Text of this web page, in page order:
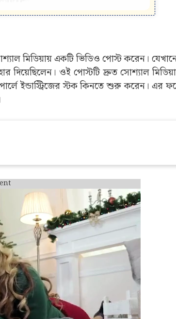
মেলোডি চকোলেট তৈরি করে, তার সঙ্গে স্টক
অন্যতম জনপ্রিয় FMCG কোম্পানি পার্লে
বাইটের মতো জনপ্রিয় ব্র্যান্ডও তৈরি
স্টক এক্সচেঞ্জে লিস্টেড নেই।